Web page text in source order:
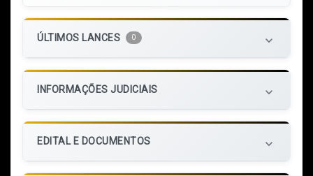
ÚLTIMOS LANCES 0 keyboard_arrow_down
INFORMAÇÕES JUDICIAIS keyboard_arrow_down
EDITAL E DOCUMENTOS keyboard_arrow_down